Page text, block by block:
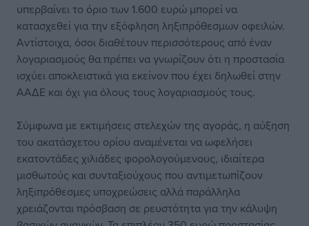
υπερβαίνει το όριο των 1.600 ευρώ μπορεί να
κατασχεθεί για την εξόφληση ληξιπρόθεσμων οφειλών.
Αντίστοιχα, όσοι διαθέτουν περισσότερους από έναν
λογαριασμούς θα πρέπει να γνωρίζουν ότι η προστασία
ισχύει αποκλειστικά για εκείνον που έχει δηλωθεί στην
ΑΑΔΕ και όχι για όλους τους λογαριασμούς τους.
Σύμφωνα με εκτιμήσεις στελεχών της αγοράς, η αύξηση
του ακατάσχετου ορίου αναμένεται να ωφελήσει
εκατοντάδες χιλιάδες φορολογούμενους, ιδιαίτερα
μισθωτούς και συνταξιούχους που αντιμετωπίζουν
ληξιπρόθεσμες υποχρεώσεις αλλά παράλληλα
χρειάζονται πρόσβαση σε ρευστότητα για την κάλυψη